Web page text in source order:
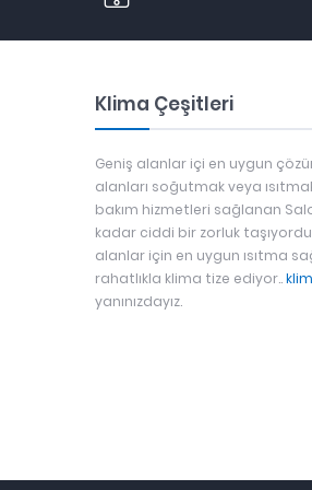
Klima Çeşitleri
Geniş alanlar içi en uygun
alanları soğutmak veya
bakım hizmetleri sağlanan
kadar ciddi bir zorluk
alanlar için en uygun ısıtma
rahatlıkla klima tize ediyor..
yanınızdayız.